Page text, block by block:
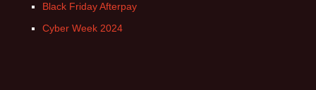
Black Friday Afterpay
Cyber Week 2024